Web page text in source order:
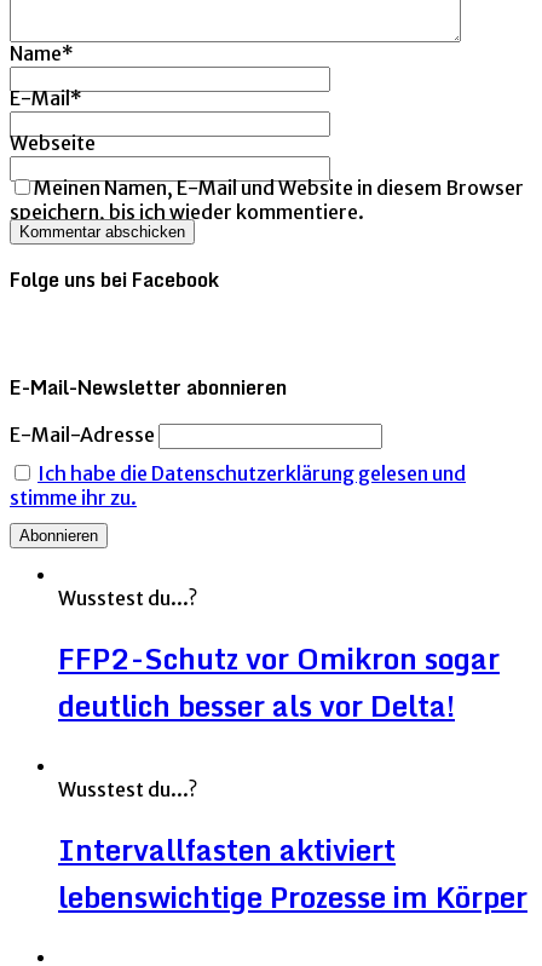
Name*
E-Mail*
Webseite
Meinen Namen, E-Mail und Website in diesem Browser
speichern, bis ich wieder kommentiere.
Folge uns bei Facebook
E-Mail-Newsletter abonnieren
E-Mail-Adresse
Ich habe die Datenschutzerklärung gelesen und
stimme ihr zu.
Wusstest du...?
FFP2-Schutz vor Omikron sogar
deutlich besser als vor Delta!
Wusstest du...?
Intervallfasten aktiviert
lebenswichtige Prozesse im Körper